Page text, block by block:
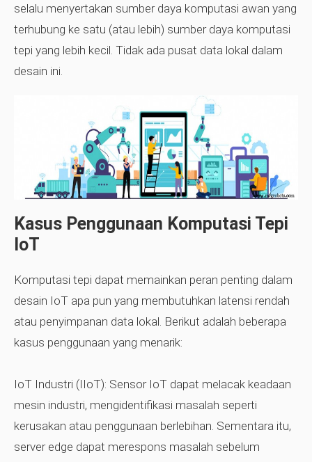
selalu menyertakan sumber daya komputasi awan yang
terhubung ke satu (atau lebih) sumber daya komputasi
tepi yang lebih kecil. Tidak ada pusat data lokal dalam
desain ini.
Kasus Penggunaan Komputasi Tepi
IoT
Komputasi tepi dapat memainkan peran penting dalam
desain IoT apa pun yang membutuhkan latensi rendah
atau penyimpanan data lokal. Berikut adalah beberapa
kasus penggunaan yang menarik:
IoT Industri (IIoT): Sensor IoT dapat melacak keadaan
mesin industri, mengidentifikasi masalah seperti
kerusakan atau penggunaan berlebihan. Sementara itu,
server edge dapat merespons masalah sebelum